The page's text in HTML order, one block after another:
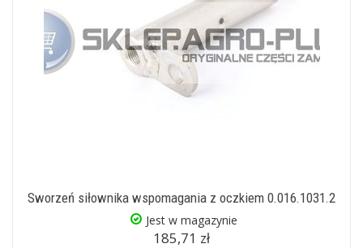
Sworzeń siłownika wspomagania z oczkiem 0.016.1031.2
Jest w magazynie
185,71 zł